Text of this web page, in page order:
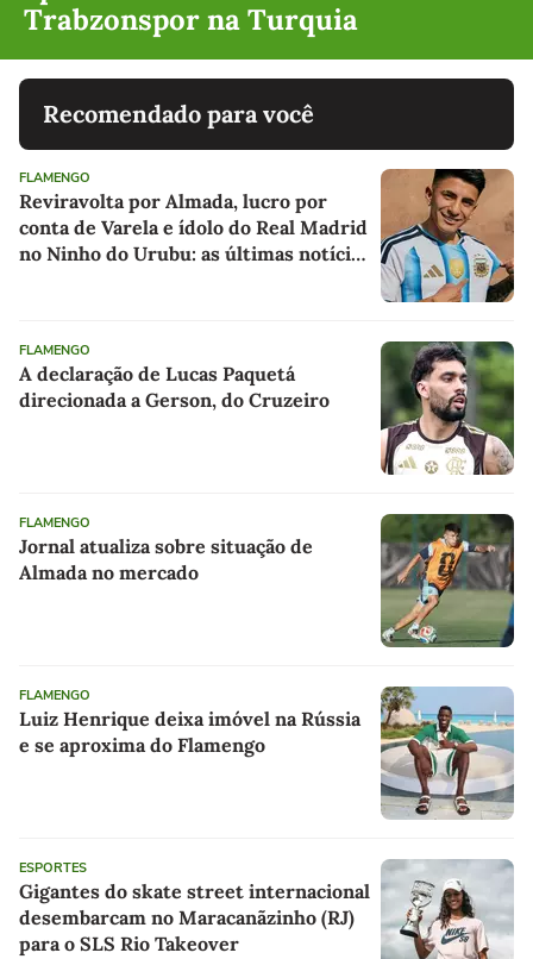
Trabzonspor na Turquia
Recomendado para você
FLAMENGO
Reviravolta por Almada, lucro por
conta de Varela e ídolo do Real Madrid
no Ninho do Urubu: as últimas notícias
FLAMENGO
A declaração de Lucas Paquetá
direcionada a Gerson, do Cruzeiro
FLAMENGO
Jornal atualiza sobre situação de
Almada no mercado
FLAMENGO
Luiz Henrique deixa imóvel na Rússia
e se aproxima do Flamengo
ESPORTES
Gigantes do skate street internacional
desembarcam no Maracanãzinho (RJ)
para o SLS Rio Takeover